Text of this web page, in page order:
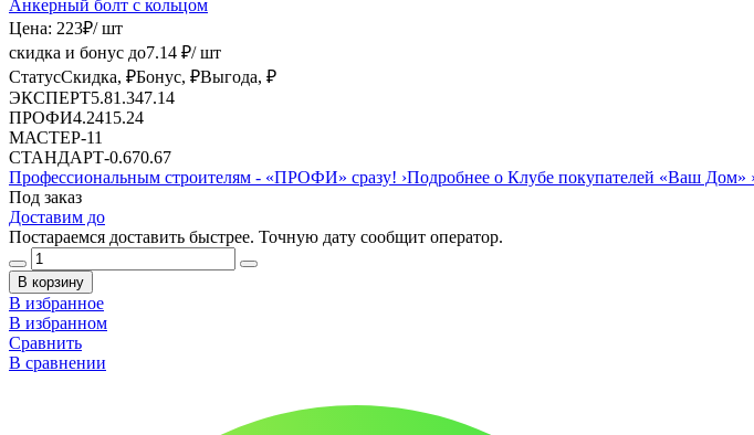
Анкерный болт с кольцом
Цена: 223₽/ шт
скидка и бонус до7.14 ₽/ шт
СтатусСкидка, ₽Бонус, ₽Выгода, ₽
ЭКСПЕРТ5.81.347.14
ПРОФИ4.241 5.24
МАСТЕР-11
СТАНДАРТ-0.670.67
Профессиональным строителям - «ПРОФИ» сразу! ›Подробнее о Клубе покупателей «Ваш Дом»
Под заказ
Доставим до
Постараемся доставить быстрее. Точную дату сообщит оператор.
В корзину
В избранное
В избранном
Сравнить
В сравнении